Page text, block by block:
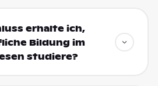
erhalte ich,
Bildung im
studiere?